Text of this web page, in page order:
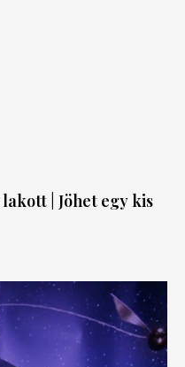
| Jöhet egy kis